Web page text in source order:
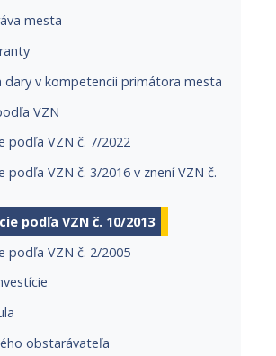
mesta
dary v kompetencii primátora mesta
VZN
podľa VZN č. 7/2022
podľa VZN č. 3/2016 v znení VZN č.
podľa VZN č. 10/2013
podľa VZN č. 2/2005
obstarávateľa